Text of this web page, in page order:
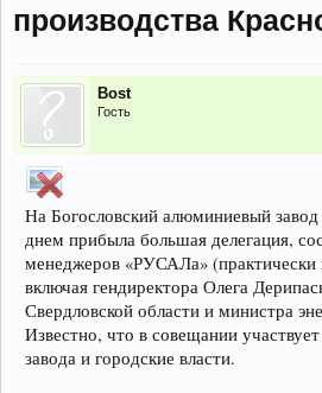
производства
Bost
Гость
На Богословский алюминиевый
днем прибыла большая делегация,
менеджеров «РУСАЛа» (практически
включая гендиректора Олега
Свердловской области и министра
Известно, что в совещании
завода и городские власти.